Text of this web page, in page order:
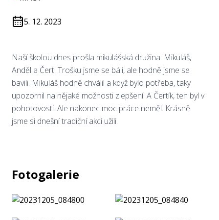
5. 12. 2023
Naší školou dnes prošla mikulášská družina: Mikuláš,
Anděl a Čert. Trošku jsme se báli, ale hodně jsme se
bavili. Mikuláš hodně chválil a když bylo potřeba, taky
upozornil na nějaké možnosti zlepšení. A Čertík, ten byl v
pohotovosti. Ale nakonec moc práce neměl. Krásně
jsme si dnešní tradiční akci užili.
Fotogalerie